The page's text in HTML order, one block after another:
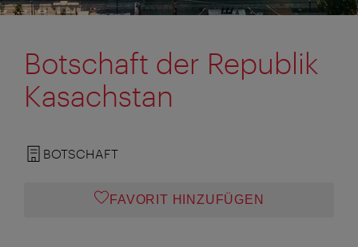
Botschaft der Republik
Kasachstan
BOTSCHAFT
FAVORIT HINZUFÜGEN